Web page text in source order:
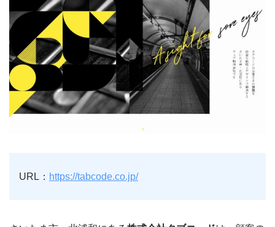
URL： https://tabcode.co.jp/